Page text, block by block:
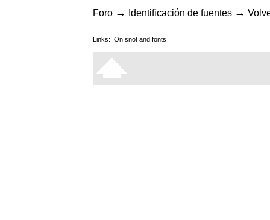
Foro → Identificación de fuentes →
Links: On snot and fonts